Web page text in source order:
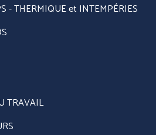
- THERMIQUE et INTEMPÉRIES
TRAVAIL